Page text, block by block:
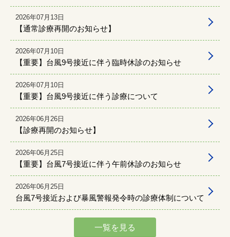
2026年07月13日
【通常診療再開のお知らせ】
2026年07月10日
【重要】台風9号接近に伴う臨時休診のお知らせ
2026年07月10日
【重要】台風9号接近に伴う診療について
2026年06月26日
【診療再開のお知らせ】
2026年06月25日
【重要】台風7号接近に伴う午前休診のお知らせ
2026年06月25日
台風7号接近および暴風警報発令時の診療体制について
一覧を見る